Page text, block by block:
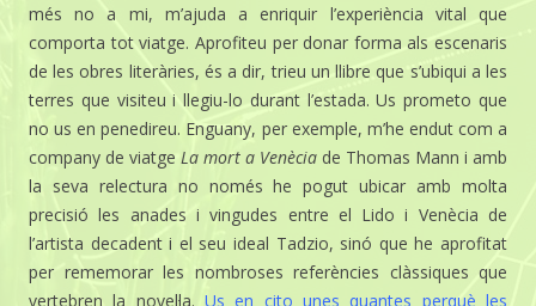
més no a mi, m’ajuda a enriquir l’experiència vital que
comporta tot viatge. Aprofiteu per donar forma als escenaris
de les obres literàries, és a dir, trieu un llibre que s’ubiqui a les
terres que visiteu i llegiu-lo durant l’estada. Us prometo que
no us en penedireu. Enguany, per exemple, m’he endut com a
company de viatge La mort a Venècia de Thomas Mann i amb
la seva relectura no només he pogut ubicar amb molta
precisió les anades i vingudes entre el Lido i Venècia de
l’artista decadent i el seu ideal Tadzio, sinó que he aprofitat
per rememorar les nombroses referències clàssiques que
vertebren la novel·la. Us en cito unes quantes perquè les